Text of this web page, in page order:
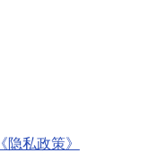
《隐私政策》